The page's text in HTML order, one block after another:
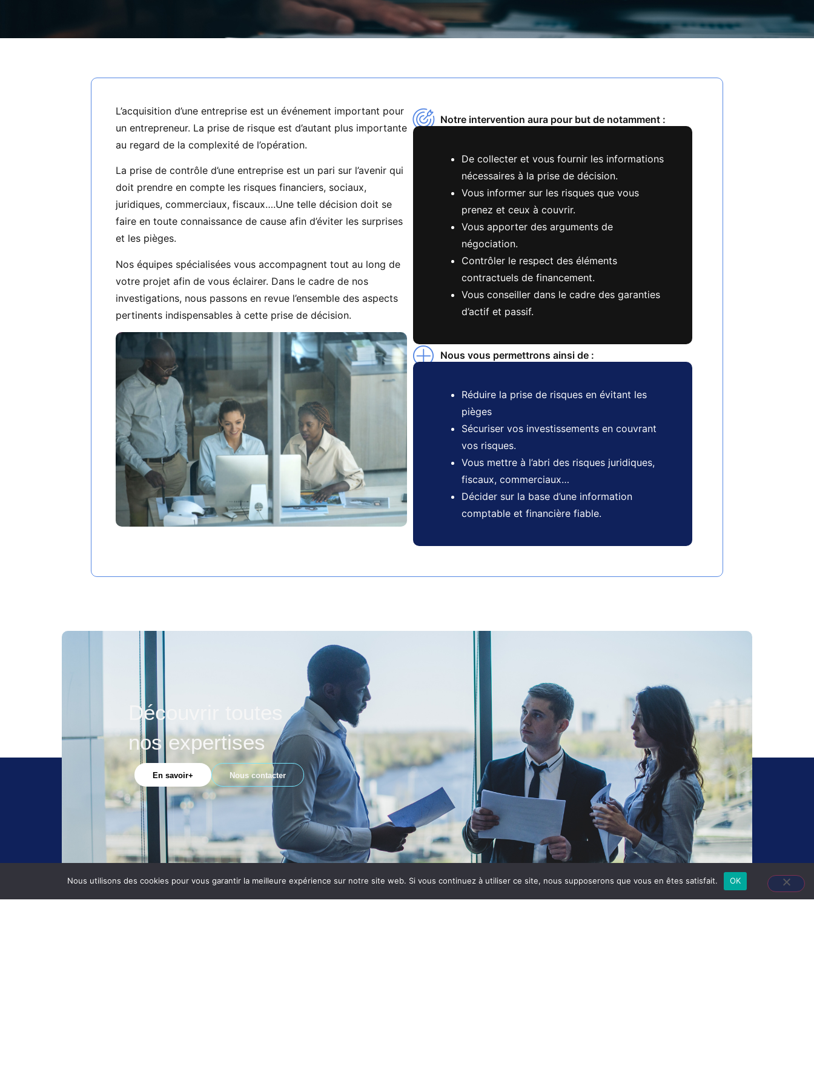
L’acquisition d’une entreprise est un événement important pour
un entrepreneur. La prise de risque est d’autant plus importante
au regard de la complexité de l’opération.
La prise de contrôle d’une entreprise est un pari sur l’avenir qui
doit prendre en compte les risques financiers, sociaux,
juridiques, commerciaux, fiscaux….Une telle décision doit se
faire en toute connaissance de cause afin d’éviter les surprises
et les pièges.
Nos équipes spécialisées vous accompagnent tout au long de
votre projet afin de vous éclairer. Dans le cadre de nos
investigations, nous passons en revue l’ensemble des aspects
pertinents indispensables à cette prise de décision.
Notre intervention aura pour but de notamment :
De collecter et vous fournir les informations
nécessaires à la prise de décision.
Vous informer sur les risques que vous
prenez et ceux à couvrir.
Vous apporter des arguments de
négociation.
Contrôler le respect des éléments
contractuels de financement.
Vous conseiller dans le cadre des garanties
d’actif et passif.
Nous vous permettrons ainsi de :
Réduire la prise de risques en évitant les
pièges
Sécuriser vos investissements en couvrant
vos risques.
Vous mettre à l’abri des risques juridiques,
fiscaux, commerciaux…
Décider sur la base d’une information
comptable et financière fiable.
Découvrir toutes
nos expertises
En savoir+ Nous contacter
Nous utilisons des cookies pour vous garantir la meilleure expérience sur notre site web. Si vous continuez à utiliser ce site, nous supposerons que vous en êtes satisfait. OK